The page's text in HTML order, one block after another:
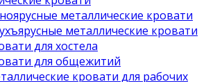
металлические кровати
металлические кровати
для хостела
для общежитий
кровати для рабочих